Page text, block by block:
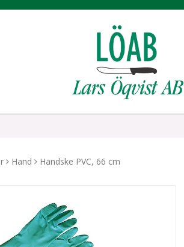
Hand Handske PVC, 66 cm